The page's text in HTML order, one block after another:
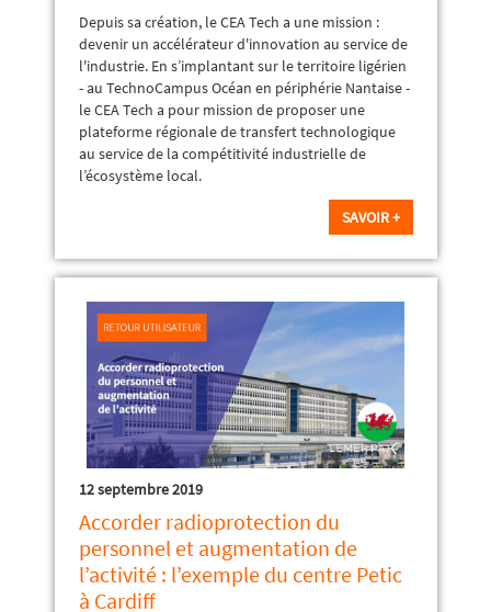
Depuis sa création, le CEA Tech a une mission :
devenir un accélérateur d'innovation au service de
l'industrie. En s’implantant sur le territoire ligérien
- au TechnoCampus Océan en périphérie Nantaise -
le CEA Tech a pour mission de proposer une
plateforme régionale de transfert technologique
au service de la compétitivité industrielle de
l’écosystème local.
SAVOIR +
12 septembre 2019
Accorder radioprotection du
personnel et augmentation de
l’activité : l’exemple du centre Petic
à Cardiff